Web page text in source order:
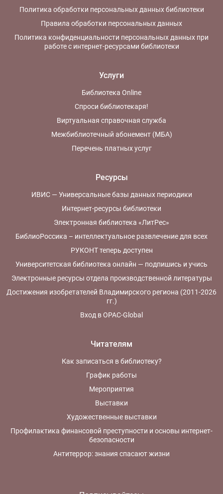
Политика обработки персональных данных библиотеки
Правила обработки персональных данных
Политика конфиденциальности персональных данных при
работе с интернет-ресурсами библиотеки
Услуги
Библиотека Online
Спроси библиотекаря!
Виртуальная справочная служба
Межбиблиотечный абонемент (МБА)
Перечень платных услуг
Ресурсы
ИВИС — Универсальные базы данных периодики
Интернет-ресурсы библиотеки
Электронная библиотека «ЛитРес»
БиблиоРоссика – интеллектуальное развлечение для всех
РУКОНТ теперь доступен
Университетская библиотека онлайн — подпишись и учись
Электронные ресурсы отдела производственной литературы
Достижения изобретателей Владимирского региона (2011-2026
гг.)
Вход в OPAC-Global
Читателям
Как записаться в библиотеку?
График работы
Мероприятия
Выставки
Художественные выставки
Профилактика финансовой преступности и основы интернет-
безопасности
Антитеррор: знания спасают жизни